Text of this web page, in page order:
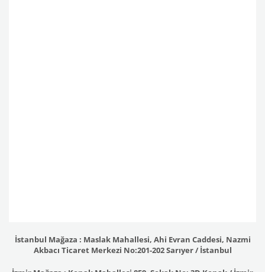
İstanbul Mağaza : Maslak Mahallesi, Ahi Evran Caddesi, Nazmi
Akbacı Ticaret Merkezi No:201-202 Sarıyer / İstanbul